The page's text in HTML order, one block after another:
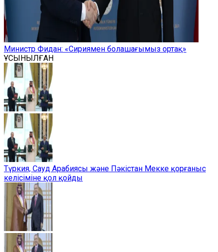
Министр Фидан: «Сириямен болашағымыз ортақ»
ҰСЫНЫЛҒАН
Түркия, Сауд Арабиясы және Пәкістан Мекке қорғаныс
келісіміне қол қойды